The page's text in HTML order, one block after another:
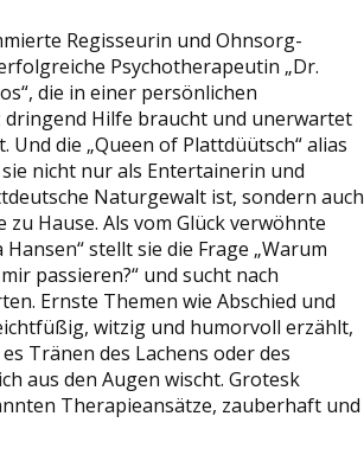
Regisseurin und Ohnsorg-
Psychotherapeutin „Dr.
die in einer persönlichen
dringend Hilfe braucht und unerwartet
die „Queen of Plattdüütsch“ alias
nicht nur als Entertainerin und
Naturgewalt ist, sondern auch
Hause. Als vom Glück verwöhnte
stellt sie die Frage „Warum
passieren?“ und sucht nach
Ernste Themen wie Abschied und
witzig und humorvoll erzählt,
Tränen des Lachens oder des
aus den Augen wischt. Grotesk
Therapieansätze, zauberhaft und